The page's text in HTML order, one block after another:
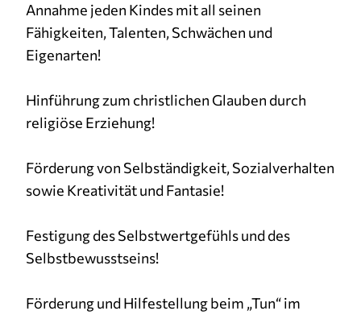
Annahme jeden Kindes mit all seinen
Fähigkeiten, Talenten, Schwächen und
Eigenarten!
Hinführung zum christlichen Glauben durch
religiöse Erziehung!
Förderung von Selbständigkeit, Sozialverhalten
sowie Kreativität und Fantasie!
Festigung des Selbstwertgefühls und des
Selbstbewusstseins!
Förderung und Hilfestellung beim „Tun“ im